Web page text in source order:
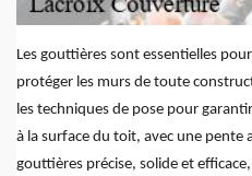
Les gouttières sont essentielles
protéger les murs de toute
les techniques de pose pour
à la surface du toit, avec une pente
gouttières précise, solide et